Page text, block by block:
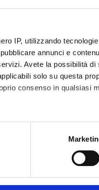
IP, utilizzando
annunci e
Avete la possibilità di
solo su questa
consenso in qualsiasi
di qualche metro,
Marta Tagliani